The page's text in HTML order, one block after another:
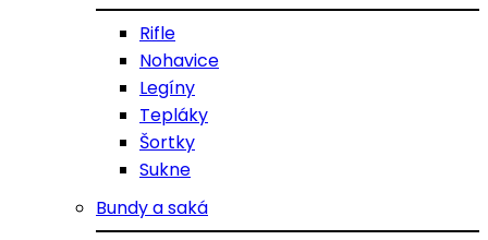
Rifle
Nohavice
Legíny
Tepláky
Šortky
Sukne
Bundy a saká